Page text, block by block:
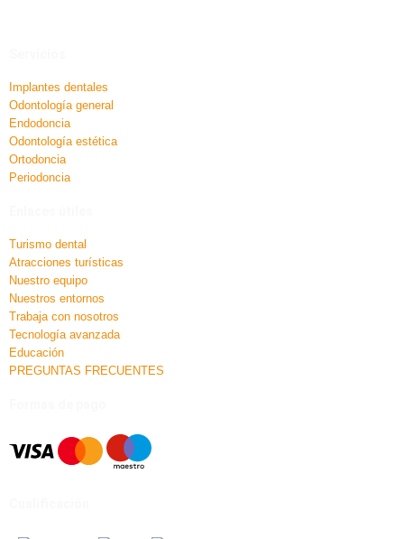
Implantes dentales
Odontología general
Endodoncia
Odontología estética
Ortodoncia
Periodoncia
Turismo dental
Atracciones turísticas
Nuestro equipo
Nuestros entornos
Trabaja con nosotros
Tecnología avanzada
Educación
PREGUNTAS FRECUENTES